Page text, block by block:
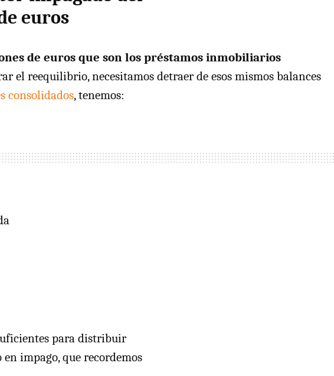
euros
de euros que son los préstamos inmobiliarios
el reequilibrio, necesitamos detraer de esos mismos balances
consolidados, tenemos:
para distribuir
impago, que recordemos